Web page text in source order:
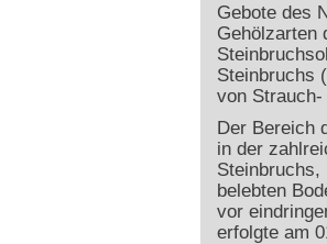
Gebote des
Gehölzarten
Steinbruchs
von
Der Bereich
in der
Steinbruchs,
belebten
vor
erfolgte am